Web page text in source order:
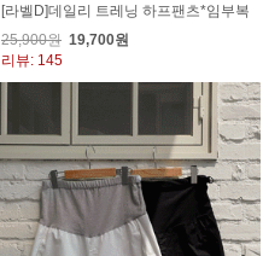
[라벨D]데일리 트레닝 하프팬츠*임부복
25,900원 19,700원
리뷰: 145